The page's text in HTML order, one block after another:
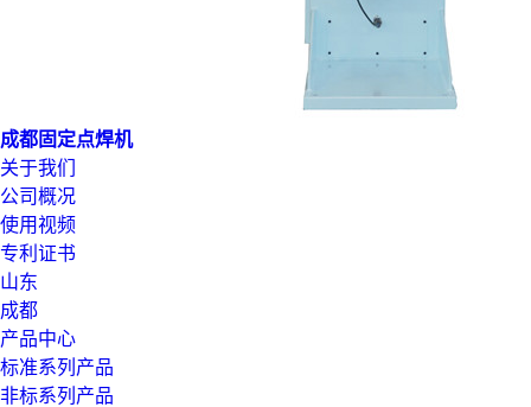
成都固定点焊机
关于我们
公司概况
使用视频
专利证书
山东
成都
产品中心
标准系列产品
非标系列产品